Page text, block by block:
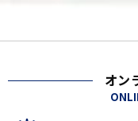
オン